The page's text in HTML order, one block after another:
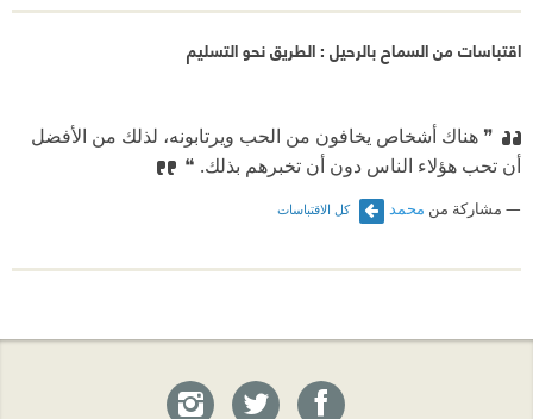
اقتباسات من السماح بالرحيل : الطريق نحو التسليم
❞ هناك أشخاص يخافون من الحب ويرتابونه، لذلك من الأفضل
أن تحب هؤلاء الناس دون أن تخبرهم بذلك.⁠‫ ❝
مشاركة من محمد كل الاقتباسات